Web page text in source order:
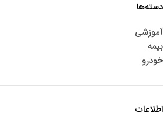
دسته‌ها
آموزشی
بیمه
خودرو
اطلاعات